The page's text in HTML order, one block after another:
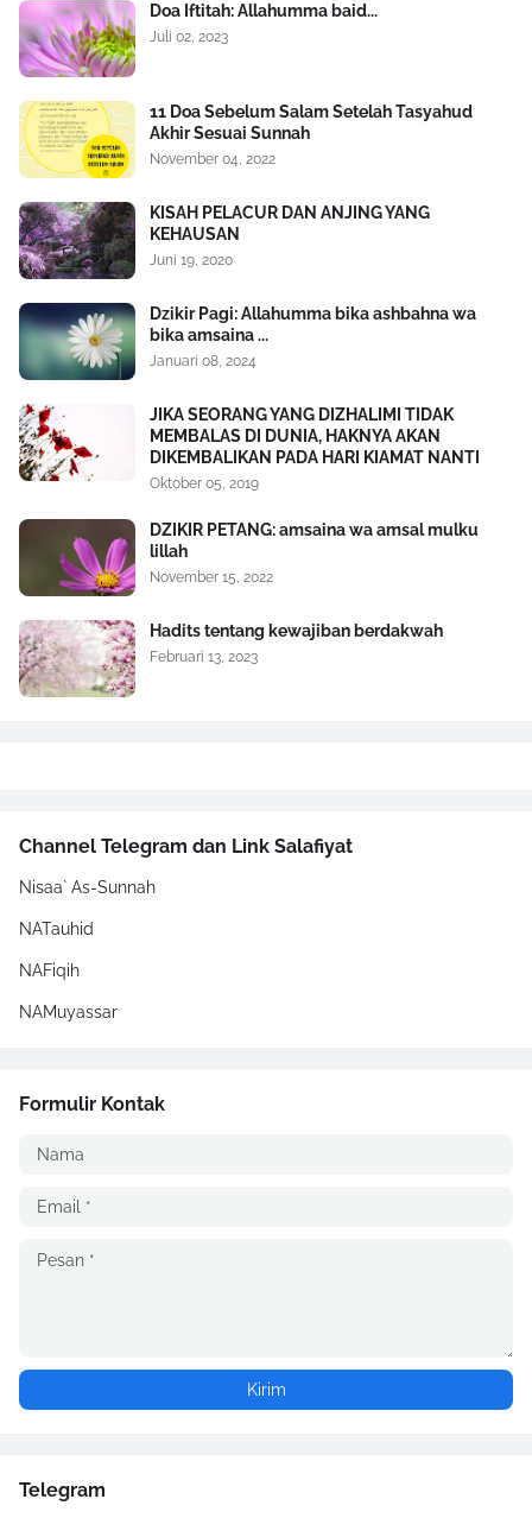
Doa Iftitah: Allahumma baid...
Juli 02, 2023
11 Doa Sebelum Salam Setelah Tasyahud
Akhir Sesuai Sunnah
November 04, 2022
KISAH PELACUR DAN ANJING YANG
KEHAUSAN
Juni 19, 2020
Dzikir Pagi: Allahumma bika ashbahna wa
bika amsaina ...
Januari 08, 2024
JIKA SEORANG YANG DIZHALIMI TIDAK
MEMBALAS DI DUNIA, HAKNYA AKAN
DIKEMBALIKAN PADA HARI KIAMAT NANTI
Oktober 05, 2019
DZIKIR PETANG: amsaina wa amsal mulku
lillah
November 15, 2022
Hadits tentang kewajiban berdakwah
Februari 13, 2023
Channel Telegram dan Link Salafiyat
Nisaa` As-Sunnah
NATauhid
NAFiqih
NAMuyassar
Formulir Kontak
Telegram